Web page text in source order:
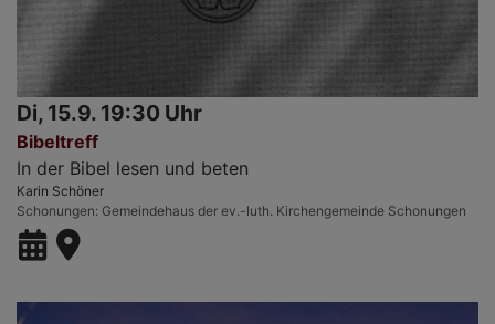
Di, 15.9. 19:30 Uhr
Bibeltreff
In der Bibel lesen und beten
Karin Schöner
Schonungen Gemeindehaus der ev.-luth. Kirchengemeinde Schonungen